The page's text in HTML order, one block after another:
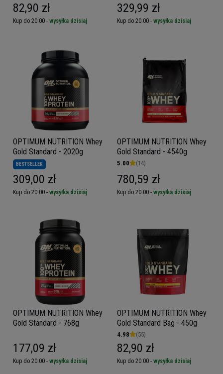
82,90 zł
Kup do 20:00 - wysyłka dzisiaj
329,99 zł
Kup do 20:00 - wysyłka dzisiaj
OPTIMUM NUTRITION Whey
Gold Standard - 2020g
BESTSELLER
309,00 zł
Kup do 20:00 - wysyłka dzisiaj
OPTIMUM NUTRITION Whey
Gold Standard - 4540g
5.00 (14)
780,59 zł
Kup do 20:00 - wysyłka dzisiaj
OPTIMUM NUTRITION Whey
Gold Standard - 768g
177,09 zł
Kup do 20:00 - wysyłka dzisiaj
OPTIMUM NUTRITION Whey
Gold Standard Bag - 450g
4.98 (55)
82,90 zł
Kup do 20:00 - wysyłka dzisiaj